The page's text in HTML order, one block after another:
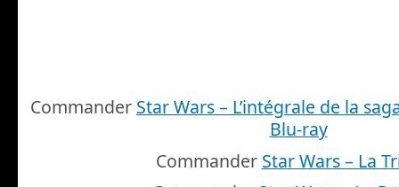
Commander Star Wars – L’intégrale de la
Blu-ray
Commander Star Wars – La